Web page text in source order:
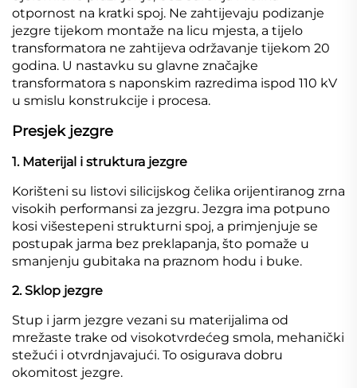
otpornost na kratki spoj. Ne zahtijevaju podizanje
jezgre tijekom montaže na licu mjesta, a tijelo
transformatora ne zahtijeva održavanje tijekom 20
godina. U nastavku su glavne značajke
transformatora s naponskim razredima ispod 110 kV
u smislu konstrukcije i procesa.
Presjek jezgre
1. Materijal i struktura jezgre
Korišteni su listovi silicijskog čelika orijentiranog zrna
visokih performansi za jezgru. Jezgra ima potpuno
kosi višestepeni strukturni spoj, a primjenjuje se
postupak jarma bez preklapanja, što pomaže u
smanjenju gubitaka na praznom hodu i buke.
2. Sklop jezgre
Stup i jarm jezgre vezani su materijalima od
mrežaste trake od visokotvrdećeg smola, mehanički
stežući i otvrdnjavajući. To osigurava dobru
okomitost jezgre.